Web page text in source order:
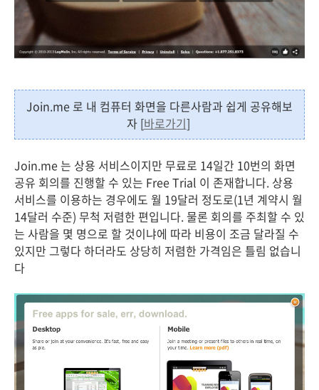
Join.me 로 내 컴퓨터 화면을 다른사람과 쉽게 공유해보
자 [바로가기]
Join.me 는 상용 서비스이지만 무료로 14일간 10번의 화면
공유 회의를 진행할 수 있는 Free Trial 이 존재합니다. 상용
서비스를 이용하는 경우에도 월 19달러 정도로(1년 계약시 월
14달러 수준) 무척 저렴한 편입니다. 물론 회의를 주최할 수 있
는 사람을 몇 명으로 할 것이냐에 따라 비용이 조금 달라질 수
있지만 그렇다 하더라도 상당히 저렴한 가격임은 틀림 없습니
다